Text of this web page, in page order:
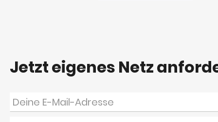
Jetzt eigenes Netz